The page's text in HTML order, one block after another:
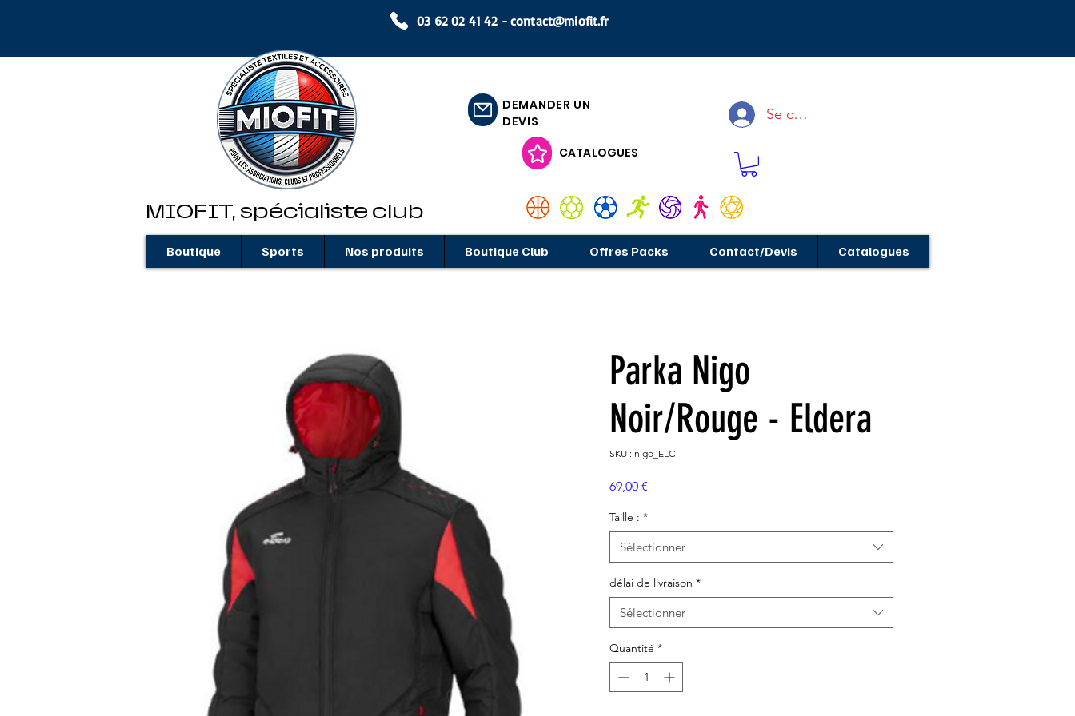
03 62 02 41 42 - contact@miofit.fr
MIOFIT, spécialiste club
DEMANDER UN
DEVIS
CATALOGUES
Se connecter
Boutique Sports Nos produits Boutique Club Offres Packs Contact/Devis Catalogues
Parka Nigo
Noir/Rouge - Eldera
SKU : nigo_ELC
69,00 €
Taille : *
Sélectionner
délai de livraison *
Sélectionner
Quantité *